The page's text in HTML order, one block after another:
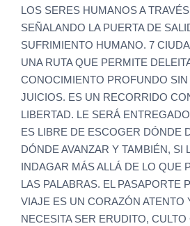
LOS SERES HUMANOS A
SEÑALANDO LA PUERTA DE
SUFRIMIENTO HUMANO. 7
UNA RUTA QUE PERMITE
CONOCIMIENTO PROFUNDO
JUICIOS. ES UN RECORRIDO
LIBERTAD. LE SERÁ
ES LIBRE DE ESCOGER DÓNDE
DÓNDE AVANZAR Y TAMBIÉN, SI
INDAGAR MÁS ALLÁ DE LO QUE
LAS PALABRAS. EL PASAPORTE
VIAJE ES UN CORAZÓN ATENTO
NECESITA SER ERUDITO,